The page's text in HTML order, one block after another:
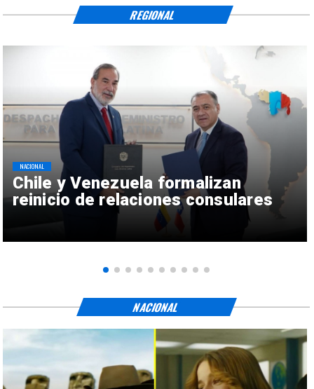
Chile y Venezuela formalizan
reinicio de relaciones consulares
NACIONAL
REGIONAL
NACIONAL